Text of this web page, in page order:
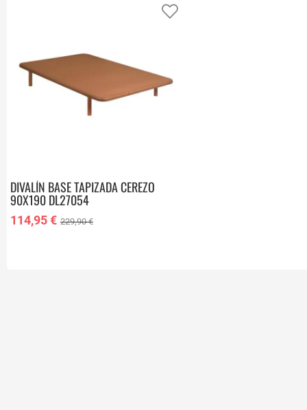
DIVALÍN BASE TAPIZADA CEREZO
90X190 DL27054
114,95 € 229,90 €